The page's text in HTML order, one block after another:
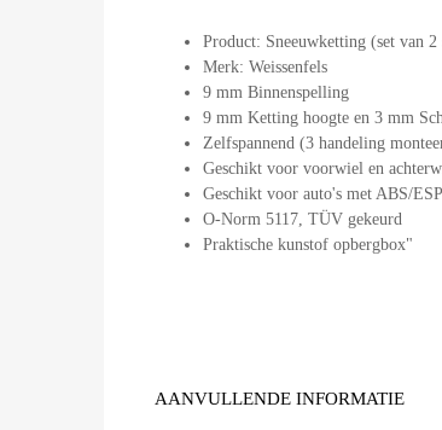
Product: Sneeuwketting (set van 2
Merk: Weissenfels
9 mm Binnenspelling
9 mm Ketting hoogte en 3 mm
Zelfspannend (3 handeling
Geschikt voor voorwiel en
Geschikt voor auto's met ABS/ESP
O-Norm 5117, TÜV gekeurd
Praktische kunstof opbergbox"
AANVULLENDE INFORMATIE